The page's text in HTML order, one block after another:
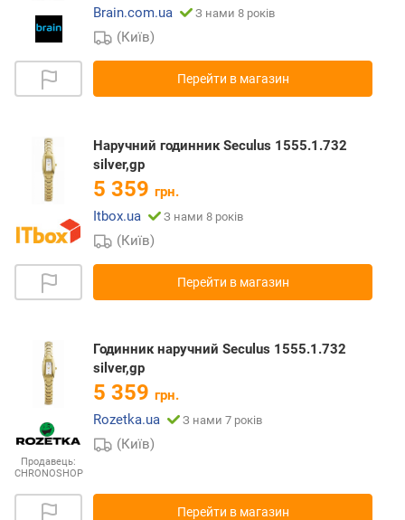
Brain.com.ua
З нами 8 років
(Київ)
Перейти в магазин
Наручний годинник Seculus 1555.1.732
silver,gp
5 359 грн.
Itbox.ua
З нами 8 років
(Київ)
Перейти в магазин
Продавець:
CHRONOSHOP
Годинник наручний Seculus 1555.1.732
silver,gp
5 359 грн.
Rozetka.ua
З нами 7 років
(Київ)
Перейти в магазин